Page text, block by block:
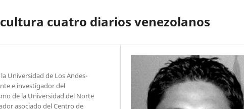
cuatro diarios venezolanos
Universidad de Los Andes-
e investigador del
de la Universidad del Norte
asociado del Centro de